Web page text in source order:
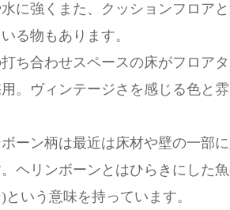
に強くまた、クッションフロア
る物もあります。
ち合わせスペースの床がフロア
。ヴィンテージさを感じる色と
ーン柄は最近は床材や壁の一部
ヘリンボーンとはひらきにした
という意味を持っています。